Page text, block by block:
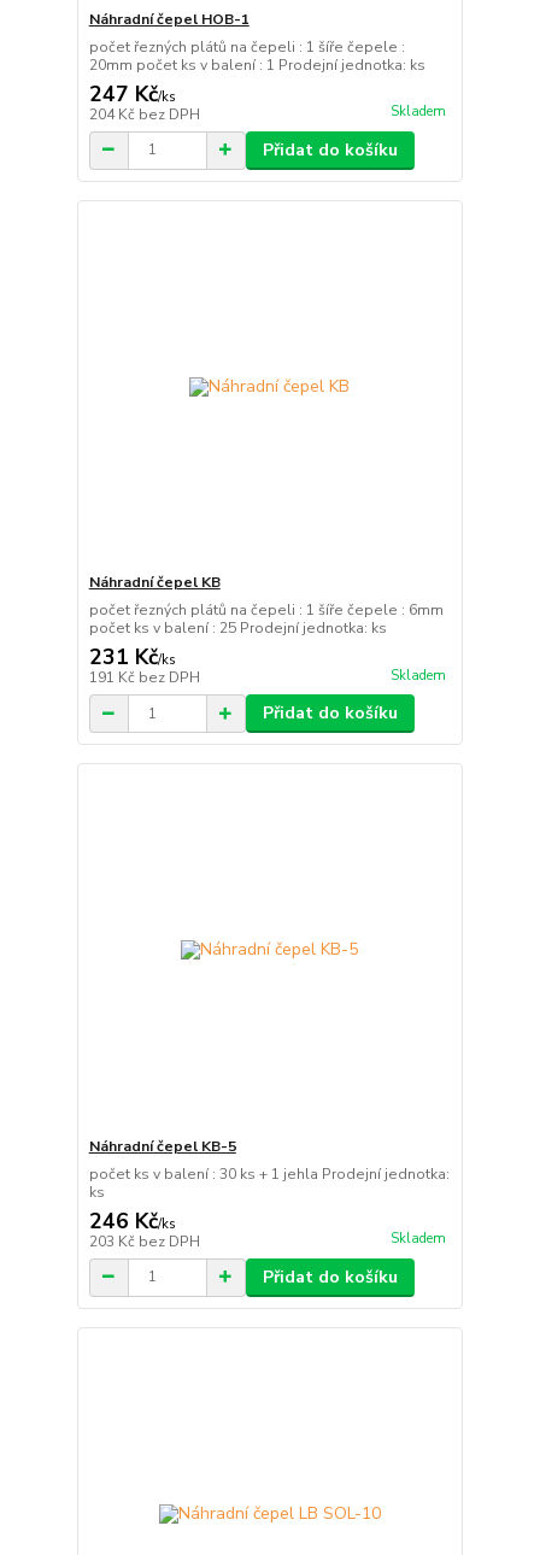
Náhradní čepel HOB-1
počet řezných plátů na čepeli : 1 šíře čepele :
20mm počet ks v balení : 1 Prodejní jednotka: ks
247 Kč/ks
204 Kč bez DPH Skladem
Přidat do košíku
Náhradní čepel KB
počet řezných plátů na čepeli : 1 šíře čepele : 6mm
počet ks v balení : 25 Prodejní jednotka: ks
231 Kč/ks
191 Kč bez DPH Skladem
Přidat do košíku
Náhradní čepel KB-5
počet ks v balení : 30 ks + 1 jehla Prodejní jednotka:
ks
246 Kč/ks
203 Kč bez DPH Skladem
Přidat do košíku